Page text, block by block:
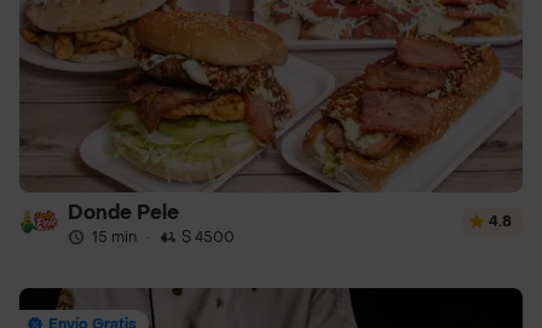
Donde Pele
15 min · $ 4500
4.8